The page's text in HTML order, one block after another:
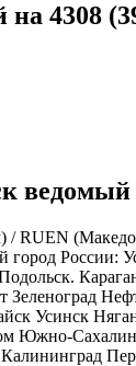
4308
ведомый
RUEN
России:
Усинск
Южно-